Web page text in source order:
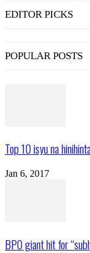
EDITOR PICKS
POPULAR POSTS
Top 10 isyu na
Jan 6, 2017
BPO giant hit for